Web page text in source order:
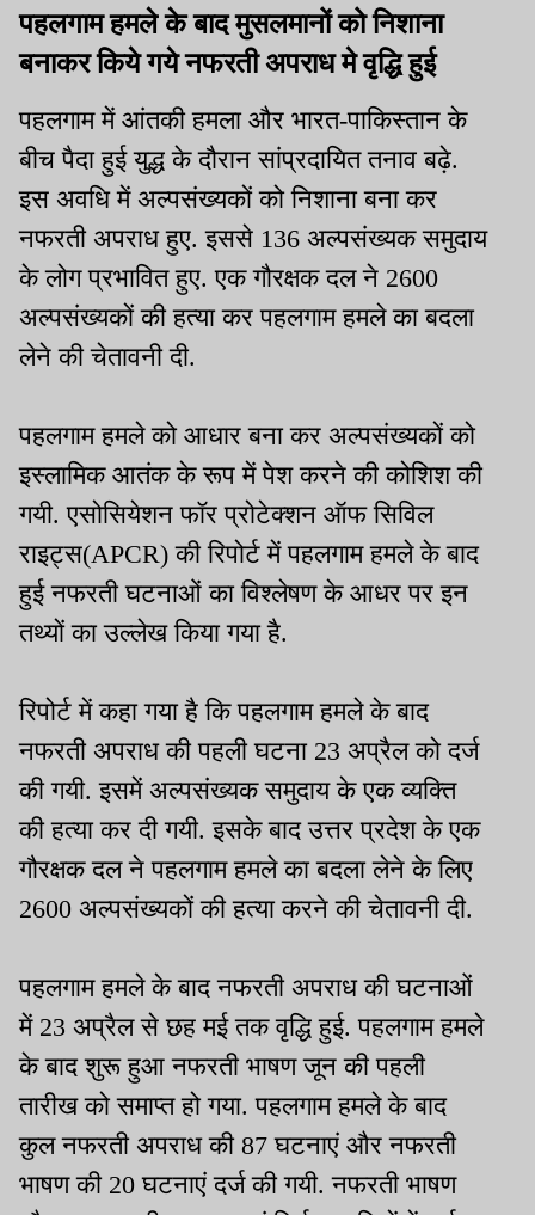
पहलगाम हमले के बाद मुसलमानों को निशाना
बनाकर किये गये नफरती अपराध मे वृद्धि हुई
पहलगाम में आंतकी हमला और भारत-पाकिस्तान के
बीच पैदा हुई युद्ध के दौरान सांप्रदायित तनाव बढ़े.
इस अवधि में अल्पसंख्यकों को निशाना बना कर
नफरती अपराध हुए. इससे 136 अल्पसंख्यक समुदाय
के लोग प्रभावित हुए. एक गौरक्षक दल ने 2600
अल्पसंख्यकों की हत्या कर पहलगाम हमले का बदला
लेने की चेतावनी दी.
पहलगाम हमले को आधार बना कर अल्पसंख्यकों को
इस्लामिक आतंक के रूप में पेश करने की कोशिश की
गयी. एसोसियेशन फॉर प्रोटेक्शन ऑफ सिविल
राइट्स(APCR) की रिपोर्ट में पहलगाम हमले के बाद
हुई नफरती घटनाओं का विश्लेषण के आधर पर इन
तथ्यों का उल्लेख किया गया है.
रिपोर्ट में कहा गया है कि पहलगाम हमले के बाद
नफरती अपराध की पहली घटना 23 अप्रैल को दर्ज
की गयी. इसमें अल्पसंख्यक समुदाय के एक व्यक्ति
की हत्या कर दी गयी. इसके बाद उत्तर प्रदेश के एक
गौरक्षक दल ने पहलगाम हमले का बदला लेने के लिए
2600 अल्पसंख्यकों की हत्या करने की चेतावनी दी.
पहलगाम हमले के बाद नफरती अपराध की घटनाओं
में 23 अप्रैल से छह मई तक वृद्धि हुई. पहलगाम हमले
के बाद शुरू हुआ नफरती भाषण जून की पहली
तारीख को समाप्त हो गया. पहलगाम हमले के बाद
कुल नफरती अपराध की 87 घटनाएं और नफरती
भाषण की 20 घटनाएं दर्ज की गयी. नफरती भाषण